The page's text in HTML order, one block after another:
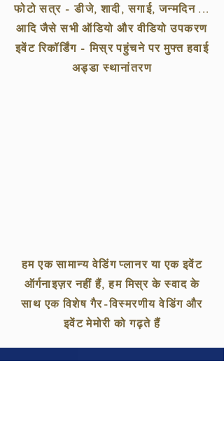
फोटो सत्र - डीजे, शादी, सगाई, जन्मदिन ...
आदि जैसे सभी ऑडियो और वीडियो उपकरण
इवेंट रिकॉर्डिंग - मिस्र पहुंचने पर मुफ्त हवाई
अड्डा स्थानांतरण
हम एक सामान्य वेडिंग प्लानर या एक इवेंट
ऑर्गनाइज़र नहीं हैं, हम मिस्र के स्वाद के
साथ एक विशेष गैर-विस्मरणीय वेडिंग और
इवेंट मेमोरी को गढ़ते हैं